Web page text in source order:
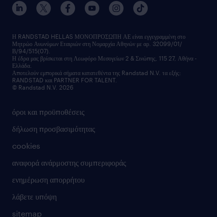
εκπαίδευση εργαζομένων
υπηρεσίες inhouse
υπηρεσίες redeployment
workforce insights
επικοινώνησε μαζί μας
δελτία τύπου
οικονομικά στοιχεία
επικοινώνησε μαζί μας
όροι και προϋποθέσεις
δήλωση προσβασιμότητας
cookies
αναφορά ανάρμοστης συμπεριφοράς
ενημέρωση απορρήτου
λάβετε υπόψη
sitemap
Η RANDSTAD HELLAS ΜΟΝΟΠΡΟΣΩΠΗ ΑΕ είναι εγγεγραμμένη στο
Μητρώο Ανωνύμων Εταιριών στη Νομαρχία Αθηνών με αρ. 32099/01/
Β/94/515(07).
Η έδρα μας βρίσκεται στη Λεωφόρο Μεσογείων 2 & Σινώπης, 115 27, Αθήνα -
Ελλάδα.
Αποτελούν εμπορικά σήματα κατατεθέντα της Randstad N.V. τα εξής:
RANDSTAD και PARTNER FOR TALENT.
© Randstad N.V. 2026